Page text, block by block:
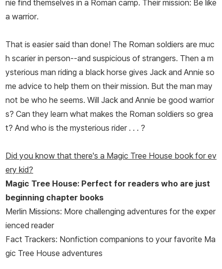
nie find themselves in a Roman camp. Their mission: Be like
a warrior.
That is easier said than done! The Roman soldiers are muc
h scarier in person--and suspicious of strangers. Then a m
ysterious man riding a black horse gives Jack and Annie so
me advice to help them on their mission. But the man may
not be who he seems. Will Jack and Annie be good warrior
s? Can they learn what makes the Roman soldiers so grea
t? And who is the mysterious rider . . . ?
Did you know that there's a Magic Tree House book for ev
ery kid?
Magic Tree House: Perfect for readers who are just
beginning chapter books
Merlin Missions: More challenging adventures for the exper
ienced reader
Fact Trackers: Nonfiction companions to your favorite Ma
gic Tree House adventures